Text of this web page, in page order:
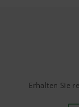
Erhalten Sie